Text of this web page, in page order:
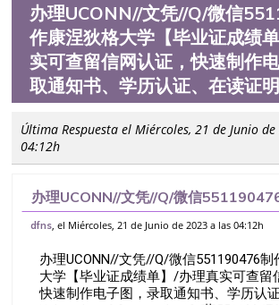
办理UCONN//文凭//Q/微信
作康涅狄格大学【毕业证成绩
实可查留信网认证，快速制作
取通知书、学历认证、在读证明
Última Respuesta el Miércoles, 21 de Junio
04:12h
办理UCONN//文凭//Q/微信
作康涅狄格大学【毕业证成绩单】/办理
通知书、学历认证、在读证明
dfns , el Miércoles, 21 de Junio de 2023 a las 04:12h
办理UCONN//文凭//Q/微信551190476制
大学【毕业证成绩单】/办理真实可查留
快速制作电子图，录取通知书、学历认